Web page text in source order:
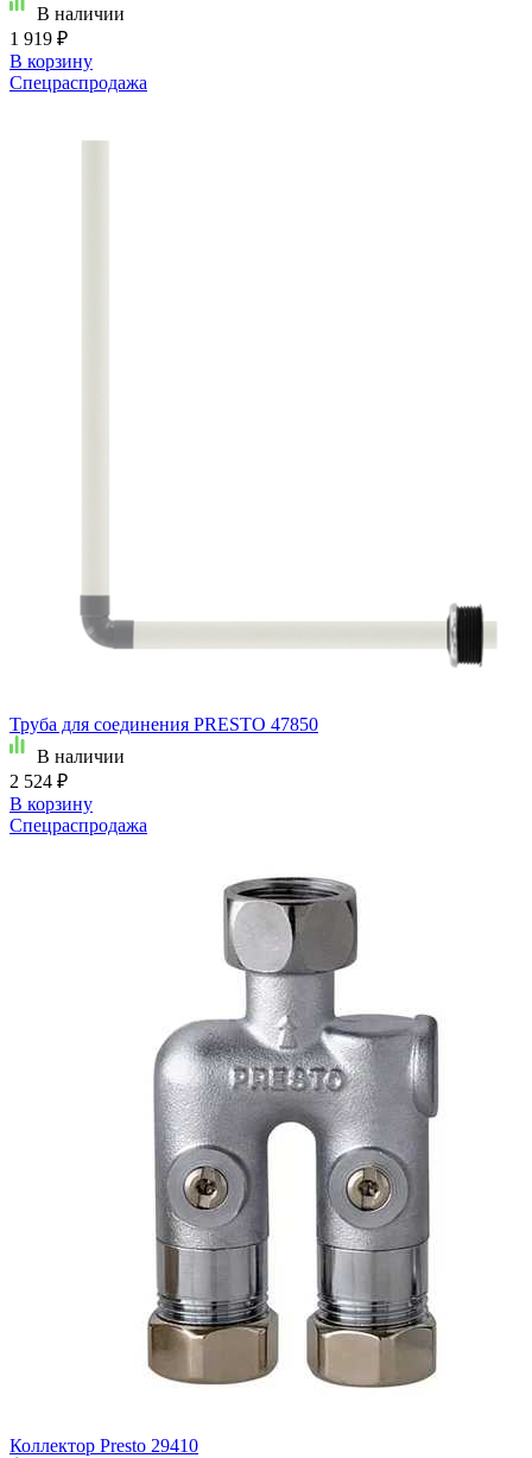
В наличии
1 919 ₽
В корзину
Спецраспродажа
Труба для соединения PRESTO 47850
В наличии
2 524 ₽
В корзину
Спецраспродажа
Коллектор Presto 29410